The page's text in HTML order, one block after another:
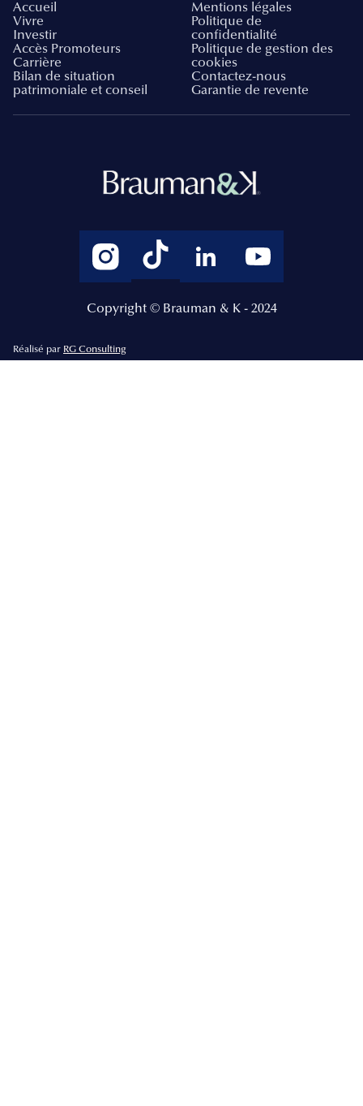
Accueil
Vivre
Investir
Accès Promoteurs
Carrière
Bilan de situation
patrimoniale et conseil
Mentions légales
Politique de
confidentialité
Politique de gestion des
cookies
Contactez-nous
Garantie de revente
Copyright © Brauman & K - 2024
Réalisé par RG Consulting